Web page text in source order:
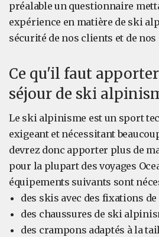
préalable un questionnaire
expérience en matière de ski
sécurité de nos clients et de nos
Ce qu'il faut
séjour de ski
Le ski alpinisme est un sport
exigeant et nécessitant
devrez donc apporter plus de
pour la plupart des voyages
équipements suivants sont
des skis avec des fixations
des chaussures de ski
des crampons adaptés à la